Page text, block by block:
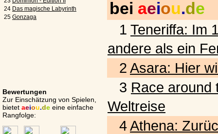
24 Das magische Labyrinth
25 Gonzaga
Bewertungen
Zur Einschätzung von Spielen,
bietet aeiou.de eine einfache
Rangfolge:
bei aeiou.de
1 Teneriffa: Im
andere als ein
2 Asara: Hier
3 Race around
Weltreise
4Athena: